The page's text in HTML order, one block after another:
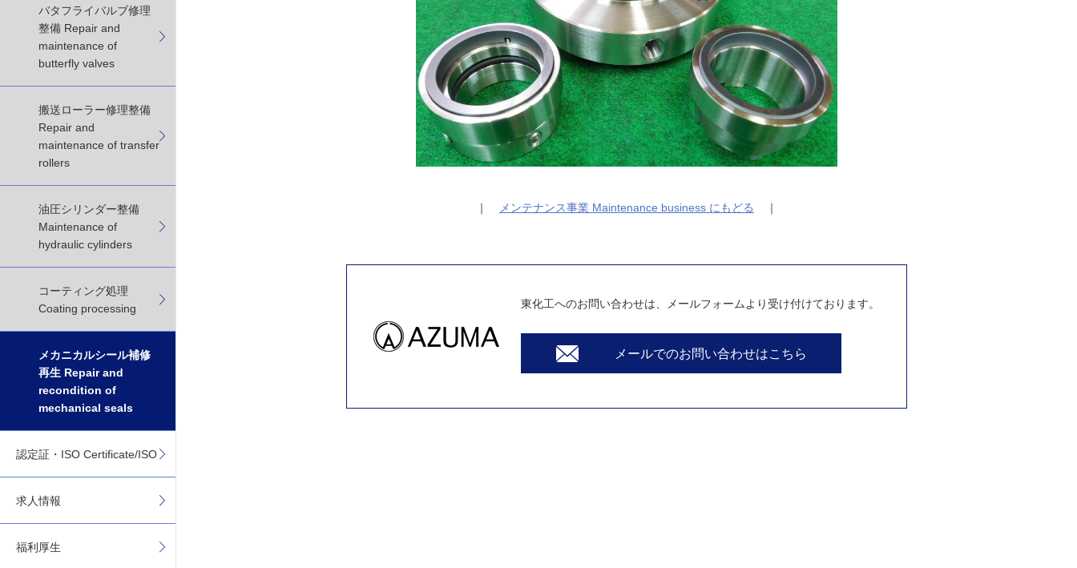
バタフライバルブ修理
整備 Repair and
maintenance of
butterfly valves
搬送ローラー修理整備
Repair and
maintenance of transfer
rollers
油圧シリンダー整備
Maintenance of
hydraulic cylinders
コーティング処理
Coating processing
メカニカルシール補修
再生 Repair and
recondition of
mechanical seals
認定証・ISO Certificate/ISO
求人情報
福利厚生
｜ メンテナンス事業 Maintenance business にもどる ｜
東化工へのお問い合わせは、メールフォームより受け付けております。
メールでのお問い合わせはこちら